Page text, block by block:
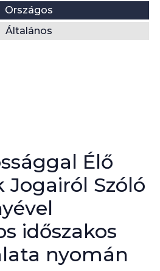
Országos
Általános
Élő
Jogairól Szóló
időszakos
nyomán